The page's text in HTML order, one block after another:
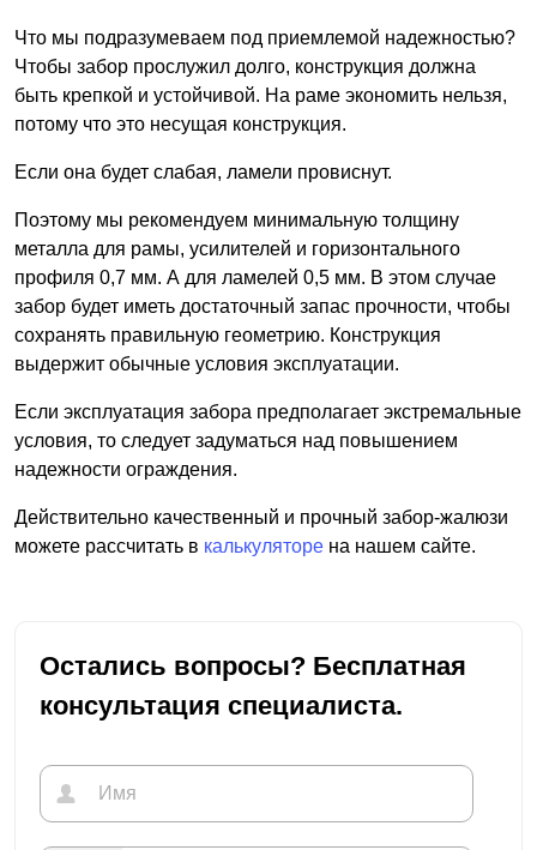
Что мы подразумеваем под приемлемой надежностью?
Чтобы забор прослужил долго, конструкция должна
быть крепкой и устойчивой. На раме экономить нельзя,
потому что это несущая конструкция.
Если она будет слабая, ламели провиснут.
Поэтому мы рекомендуем минимальную толщину
металла для рамы, усилителей и горизонтального
профиля 0,7 мм. А для ламелей 0,5 мм. В этом случае
забор будет иметь достаточный запас прочности, чтобы
сохранять правильную геометрию. Конструкция
выдержит обычные условия эксплуатации.
Если эксплуатация забора предполагает экстремальные
условия, то следует задуматься над повышением
надежности ограждения.
Действительно качественный и прочный забор-жалюзи
можете рассчитать в калькуляторе на нашем сайте.
Остались вопросы? Бесплатная
консультация специалиста.